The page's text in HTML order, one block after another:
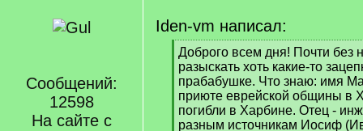
Сообщений:
12598
На сайте с
Iden-vm написал:
[
q
]
Доброго всем дня! Почти без
разыскать хоть какие-то
прабабушке. Что знаю: имя
приюте еврейской общины в
погибли в Харбине. Отец -
разным источникам Иосиф